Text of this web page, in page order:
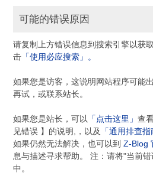
可能的错误原因
请复制上方错误信息到搜索引擎以获
击 「使用必应搜索」。
如果您是访客，这说明网站程序可能
再试，或联系站长。
如果您是站长，可以 「点击这里」查
见错误 】的说明,，以及
「通用排查指
如果仍然无法解决，也可以到Z-Blog
息与描述寻求帮助。 注：请将"当前
中。